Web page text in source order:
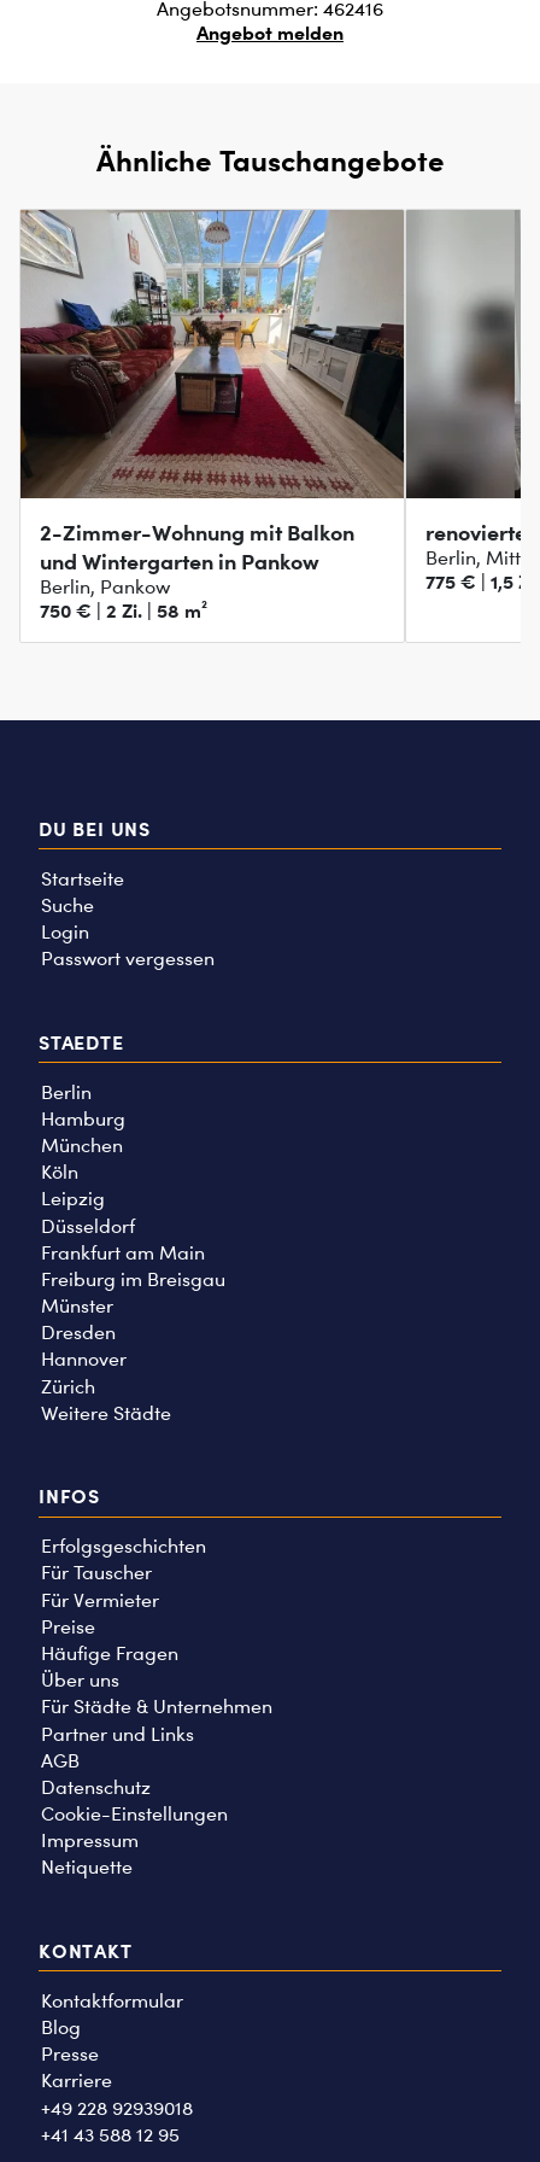
Angebotsnummer: 462416
Angebot melden
Ähnliche Tauschangebote
2-Zimmer-Wohnung mit Balkon
und Wintergarten in Pankow
Berlin, Pankow
750 € | 2 Zi. | 58 m²
Berlin, Mitte
775 € | 1,5
DU BEI UNS
Startseite
Suche
Login
Passwort vergessen
STAEDTE
Berlin
Hamburg
München
Köln
Leipzig
Düsseldorf
Frankfurt am Main
Freiburg im Breisgau
Münster
Dresden
Hannover
Zürich
Weitere Städte
INFOS
Erfolgsgeschichten
Für Tauscher
Für Vermieter
Preise
Häufige Fragen
Über uns
Für Städte & Unternehmen
Partner und Links
AGB
Datenschutz
Cookie-Einstellungen
Impressum
Netiquette
KONTAKT
Kontaktformular
Blog
Presse
Karriere
+49 228 92939018
+41 43 588 12 95